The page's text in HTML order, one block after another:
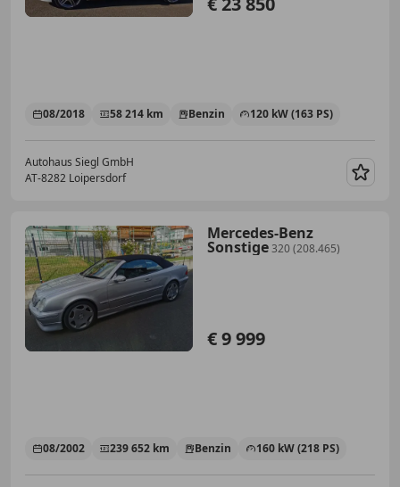
08/2018 58 214 km Benzin 120 kW (163 PS)
Autohaus Siegl GmbH
AT-8282 Loipersdorf
Mercedes-Benz
Sonstige320 (208.465)
€ 9 999
08/2002 239 652 km Benzin 160 kW (218 PS)